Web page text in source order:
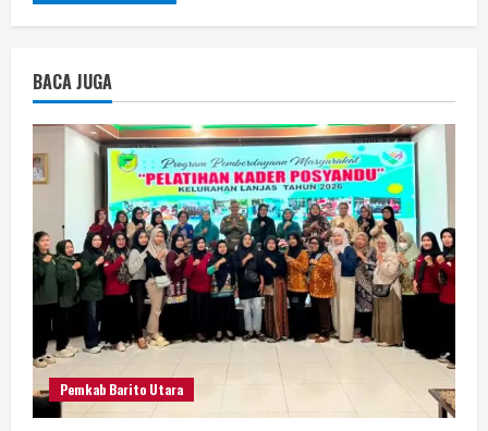
BACA JUGA
Pemkab Barito Utara